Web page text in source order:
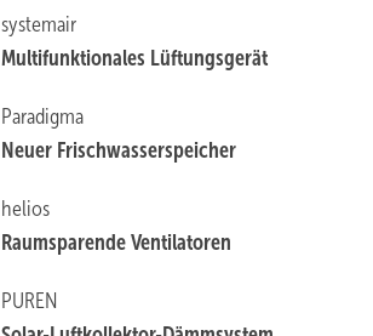
systemair
Multifunktionales Lüftungsgerät
Paradigma
Neuer Frischwasserspeicher
helios
Raumsparende Ventilatoren
PUREN